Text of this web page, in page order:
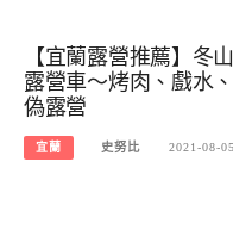
【宜蘭露營推薦】冬
露營車～烤肉、戲水
偽露營
宜蘭 史努比 2021-08-05